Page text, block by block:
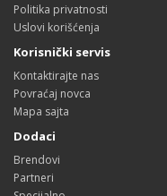
Politika privatnosti
Uslovi korišćenja
Korisnički servis
Kontaktirajte nas
Povraćaj novca
Mapa sajta
Dodaci
Brendovi
Partneri